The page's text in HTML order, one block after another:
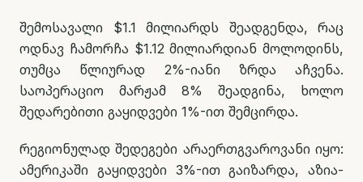
შემოსავალი $1.1 მილიარდს შეადგენდა, რაც
ოდნავ ჩამორჩა $1.12 მილიარდიან მოლოდინს,
თუმცა წლიურად 2%-იანი ზრდა აჩვენა.
საოპერაციო მარჟამ 8% შეადგინა, ხოლო
შედარებითი გაყიდვები 1%-ით შემცირდა.
რეგიონულად შედეგები არაერთგვაროვანი იყო:
ამერიკაში გაყიდვები 3%-ით გაიზარდა, აზია-